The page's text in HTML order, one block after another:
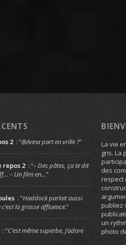
2 : “@Anna part en vrille ?”
repos 2 : “– Des pâtes, ça te dit
– Un film en…”
: “Haddock parlait aussi
la grosse affluence.”
: “C’est même superbe, j’adore
La vie
gris. La
des
respect
publiez
un
photo